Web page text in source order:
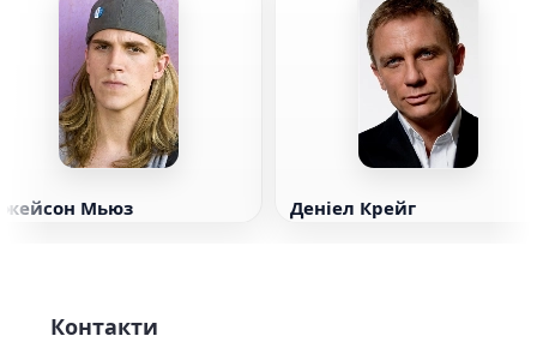
Мьюз Деніел Крейг
Контакти